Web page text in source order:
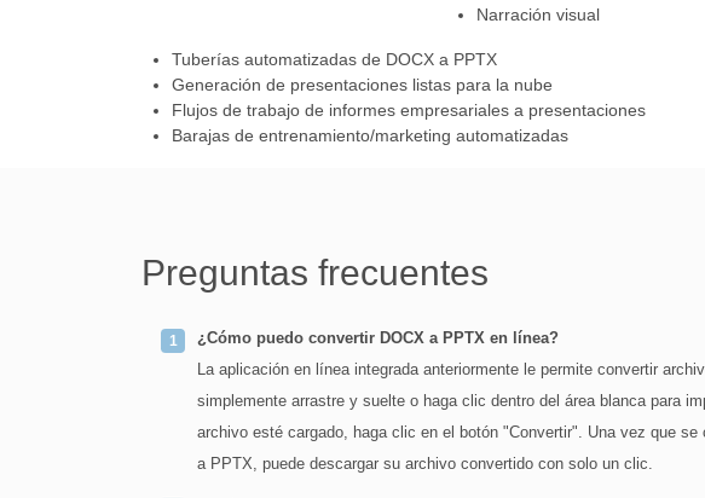
Narración visual
Tuberías automatizadas de DOCX a PPTX
Generación de presentaciones listas para la nube
Flujos de trabajo de informes empresariales a presentaciones
Barajas de entrenamiento/marketing automatizadas
Preguntas frecuentes
¿Cómo puedo convertir DOCX a PPTX en línea?
La aplicación en línea integrada anteriormente le permite convertir
simplemente arrastre y suelte o haga clic dentro del área blanca para
archivo esté cargado, haga clic en el botón "Convertir". Una vez que
a PPTX, puede descargar su archivo convertido con solo un clic.